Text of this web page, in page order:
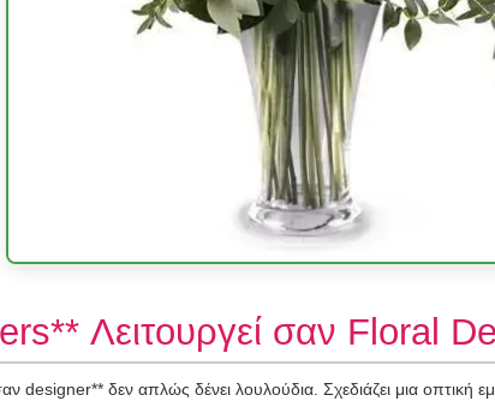
Λειτουργεί σαν Floral
designer** δεν απλώς δένει λουλούδια. Σχεδιάζει μια οπτική